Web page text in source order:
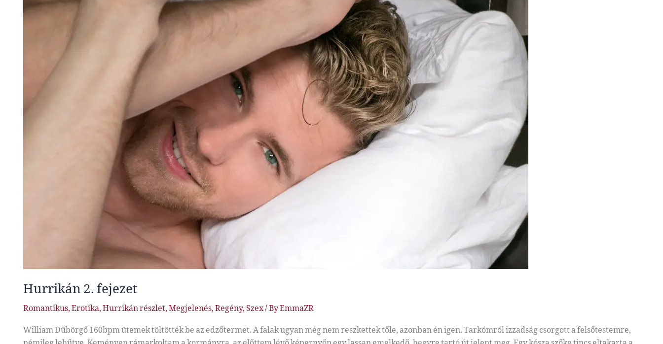
Hurrikán 2. fejezet
Romantikus,Erotika,Hurrikán részlet,Megjelenés,Regény,Szex/ ByEmmaZR
William Dübörgő 160bpm ütemek töltötték be az edzőtermet. A falak ugyan még nem reszkettek tőle, azonban én igen. Tarkómról izzadság csorgott a felsőtestemre,